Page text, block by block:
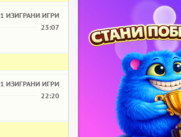
1 ИЗИГРАНИ ИГРИ
23:07
1 ИЗИГРАНИ ИГРИ
22:20